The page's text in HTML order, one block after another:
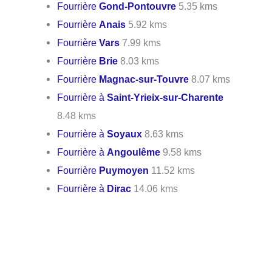
FourrièreGond-Pontouvre 5.35 kms
FourrièreAnais 5.92 kms
FourrièreVars 7.99 kms
Fourrière Brie 8.03 kms
Fourrière Magnac-sur-Touvre 8.07 kms
Fourrière àSaint-Yrieix-sur-Charente
8.48 kms
Fourrière àSoyaux 8.63 kms
Fourrière àAngoulême 9.58 kms
Fourrière Puymoyen 11.52 kms
Fourrière à Dirac 14.06 kms